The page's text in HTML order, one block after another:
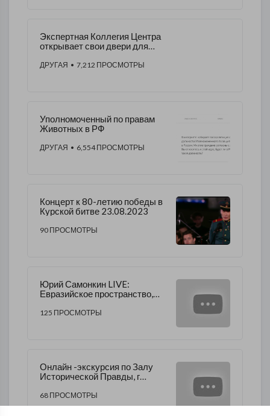
Экспертная Коллегия Центра
открывает свои двери для
Евразийских лидеров
ДРУГАЯ • 7,212 ПРОСМОТРЫ
Уполномоченный по правам
Животных в РФ
ДРУГАЯ • 6,554 ПРОСМОТРЫ
Концерт к 80-летию победы в
Курской битве 23.08.2023
90 ПРОСМОТРЫ
Юрий Самонкин LIVE:
Евразийское пространство,
строительстве нового мира
125 ПРОСМОТРЫ
Онлайн -экскурсия по Залу
Исторической Правды, г
Победы.
68 ПРОСМОТРЫ